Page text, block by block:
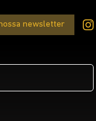
newsletter